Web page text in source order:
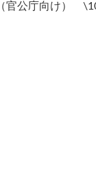
官公庁向け）